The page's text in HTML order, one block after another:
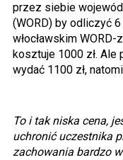
przez siebie
(WORD) by odliczyć
włocławskim
kosztuje 1000 zł. Ale
wydać 1100 zł,
To i tak niska cena,
uchronić uczestnika
zachowania bardzo